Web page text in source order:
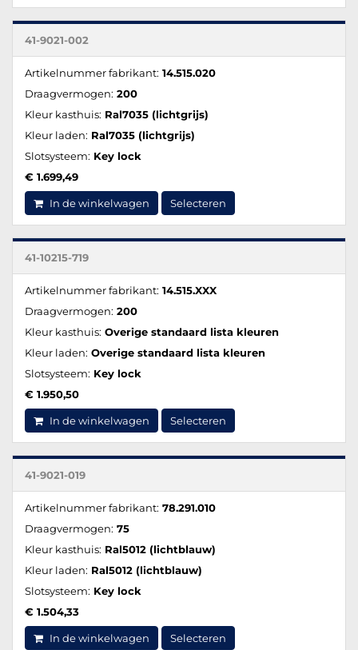
41-9021-002
Artikelnummer fabrikant: 14.515.020
Draagvermogen: 200
Kleur kasthuis: Ral7035 (lichtgrijs)
Kleur laden: Ral7035 (lichtgrijs)
Slotsysteem: Key lock
€ 1.699,49
In de winkelwagen Selecteren
41-10215-719
Artikelnummer fabrikant: 14.515.XXX
Draagvermogen: 200
Kleur kasthuis: Overige standaard lista kleuren
Kleur laden: Overige standaard lista kleuren
Slotsysteem: Key lock
€ 1.950,50
In de winkelwagen Selecteren
41-9021-019
Artikelnummer fabrikant: 78.291.010
Draagvermogen: 75
Kleur kasthuis: Ral5012 (lichtblauw)
Kleur laden: Ral5012 (lichtblauw)
Slotsysteem: Key lock
€ 1.504,33
In de winkelwagen Selecteren